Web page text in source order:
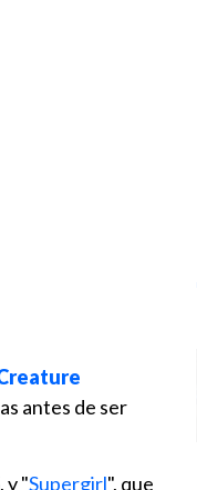
antes de ser
y "Supergirl", que